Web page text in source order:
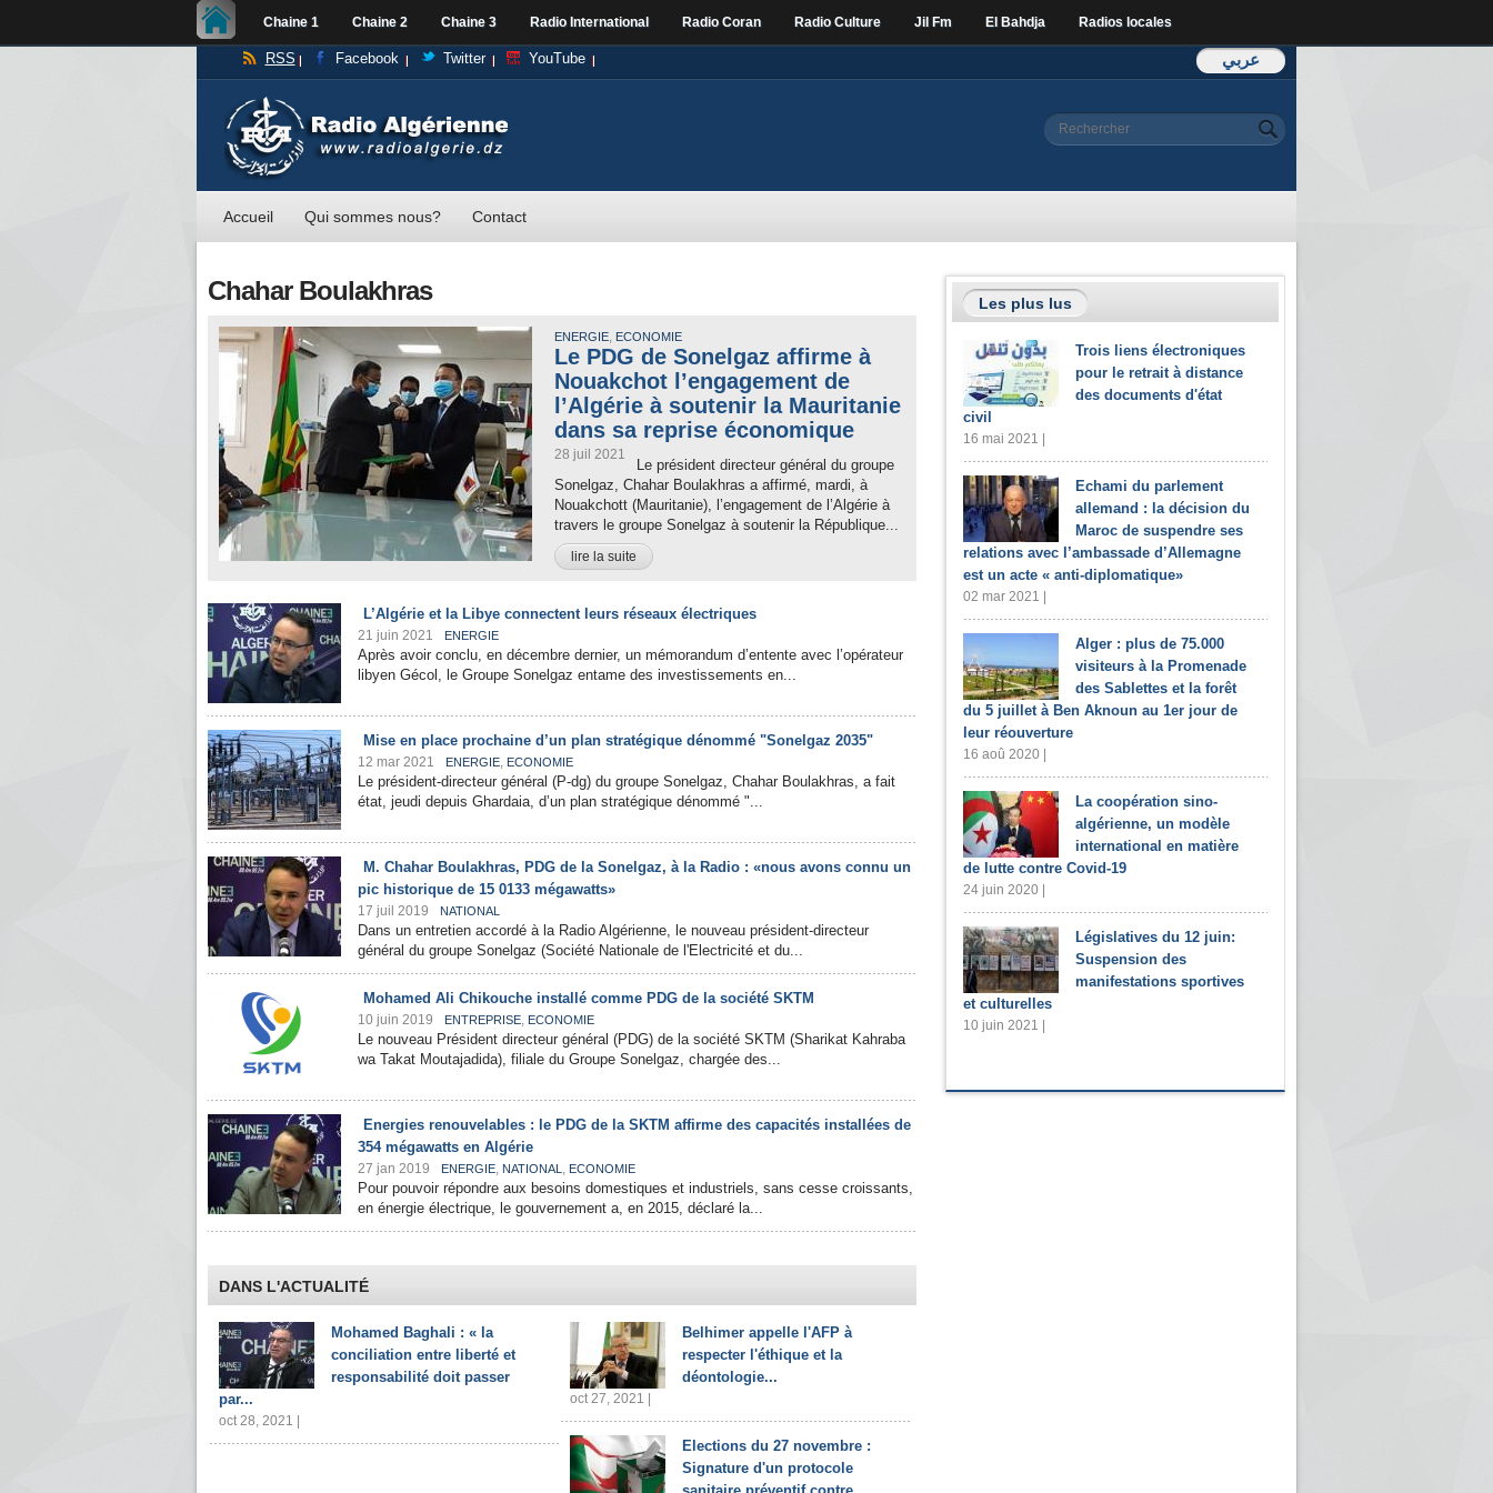
Chaine 1 Chaine 2 Chaine 3 Radio International Radio Coran Radio Culture Jil Fm El Bahdja Radios locales
عربي RSS Facebook Twitter YouTube
Formulaire de
Rechercher
Accueil Qui sommes nous? Contact
Chahar Boulakhras
ENERGIE, ECONOMIE
Le PDG de Sonelgaz affirme à
Nouakchot l’engagement de
l’Algérie à soutenir la Mauritanie
dans sa reprise économique
28 juil 2021
Le président directeur général du groupe
Sonelgaz, Chahar Boulakhras a affirmé, mardi, à
Nouakchott (Mauritanie), l’engagement de l’Algérie à
travers le groupe Sonelgaz à soutenir la République...
lire la suite
L’Algérie et la Libye connectent leurs réseaux électriques
21 juin 2021 ENERGIE
Après avoir conclu, en décembre dernier, un mémorandum d’entente avec l’opérateur
libyen Gécol, le Groupe Sonelgaz entame des investissements en...
Mise en place prochaine d’un plan stratégique dénommé "Sonelgaz 2035"
12 mar 2021 ENERGIE, ECONOMIE
Le président-directeur général (P-dg) du groupe Sonelgaz, Chahar Boulakhras, a fait
état, jeudi depuis Ghardaia, d’un plan stratégique dénommé "...
M. Chahar Boulakhras, PDG de la Sonelgaz, à la Radio : «nous avons connu un
pic historique de 15 0133 mégawatts»
17 juil 2019 NATIONAL
Dans un entretien accordé à la Radio Algérienne, le nouveau président-directeur
général du groupe Sonelgaz (Société Nationale de l'Electricité et du...
Mohamed Ali Chikouche installé comme PDG de la société SKTM
10 juin 2019 ENTREPRISE, ECONOMIE
Le nouveau Président directeur général (PDG) de la société SKTM (Sharikat Kahraba
wa Takat Moutajadida), filiale du Groupe Sonelgaz, chargée des...
Energies renouvelables : le PDG de la SKTM affirme des capacités installées de
354 mégawatts en Algérie
27 jan 2019 ENERGIE, NATIONAL , ECONOMIE
Pour pouvoir répondre aux besoins domestiques et industriels, sans cesse croissants,
en énergie électrique, le gouvernement a, en 2015, déclaré la...
DANS L'ACTUALITÉ
Mohamed Baghali : « la
conciliation entre liberté et
responsabilité doit passer
par...
oct 28, 2021 |
Belhimer appelle l'AFP à
respecter l'éthique et la
déontologie...
oct 27, 2021 |
Elections du 27 novembre :
Signature d'un protocole
Les plus lus
Trois liens électroniques
pour le retrait à distance
des documents d'état
civil
16 mai 2021 |
Echami du parlement
allemand : la décision du
Maroc de suspendre ses
relations avec l’ambassade d’Allemagne
est un acte « anti-diplomatique»
02 mar 2021 |
Alger : plus de 75.000
visiteurs à la Promenade
des Sablettes et la forêt
du 5 juillet à Ben Aknoun au 1er jour de
leur réouverture
16 aoû 2020 |
La coopération sino-
algérienne, un modèle
international en matière
de lutte contre Covid-19
24 juin 2020 |
Législatives du 12 juin:
Suspension des
manifestations sportives
et culturelles
10 juin 2021 |